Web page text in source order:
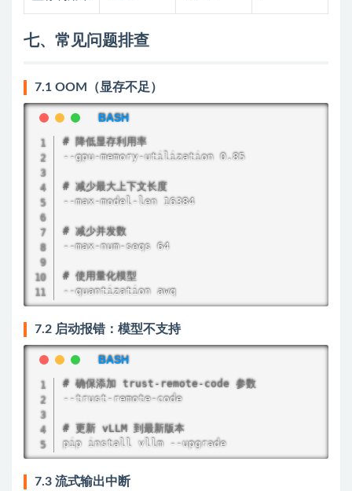
七、常见问题排查
7.1 OOM（显存不足）
# 降低显存利用率
--gpu-memory-utilization 0.85
# 减少最大上下文长度
--max-model-len 16384
# 减少并发数
--max-num-seqs 64
# 使用量化模型
--quantization awq
7.2 启动报错：模型不支持
# 确保添加 trust-remote-code 参数
--trust-remote-code
# 更新 vLLM 到最新版本
pip install vllm --upgrade
7.3 流式输出中断